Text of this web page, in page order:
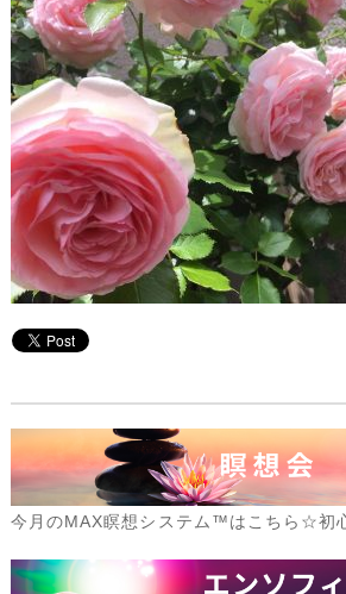
今月のMAX瞑想システム™はこちら☆初